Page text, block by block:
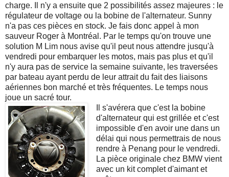
charge. Il n'y a ensuite que 2 possibilités assez majeures : le
régulateur de voltage ou la bobine de l'alternateur. Sunny
n'a pas ces pièces en stock. Je fais donc appel à mon
sauveur Roger à Montréal. Par le temps qu'on trouve une
solution M Lim nous avise qu'il peut nous attendre jusqu'à
vendredi pour embarquer les motos, mais pas plus et qu'il
n'y aura pas de service la semaine suivante, les traversées
par bateau ayant perdu de leur attrait du fait des liaisons
aériennes bon marché et très fréquentes. Le temps nous
joue un sacré tour.
Il s'avérera que c'est la bobine
d'alternateur qui est grillée et c'est
impossible d'en avoir une dans un
délai qui nous permettrais de nous
rendre à Penang pour le vendredi.
La pièce originale chez BMW vient
avec un kit complet d'aimant et